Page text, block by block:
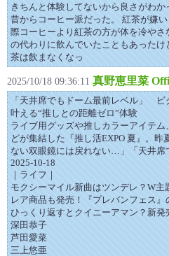
きちんと体験してないから良さがわか
昔からコーヒー派だった。 紅茶が嫌
際コーヒーより紅茶の方が体を冷や
の代わりに飲んでいたこともあった
茶は飲まなくなっ
2025/10/18 09:36:11 真野恵里菜
「天井席でもドーム最前レベル」
叶える“推しとの距離ゼロ”体験
ライブ用グッズや推しカラーアイテ
どが集結した『推し活EXPO 夏』。
ない双眼鏡には戻れない…」「天井席
2025-10-18
｜ライフ｜
モクシーマイル新曲はツンデレ？W主
レア商品も発売！『プレバンフェス』
ひっくり返すとクイニーアマン？新発
深田恭子
芦田愛菜
三上悠亜